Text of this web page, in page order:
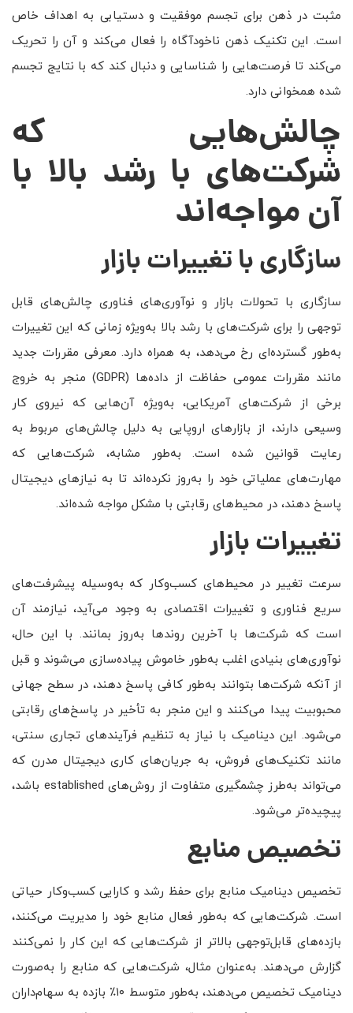
مثبت در ذهن برای تجسم موفقیت و دستیابی به اهداف خاص
است. این تکنیک ذهن ناخودآگاه را فعال می‌کند و آن را تحریک
می‌کند تا فرصت‌هایی را شناسایی و دنبال کند که با نتایج تجسم
شده همخوانی دارد.
چالش‌هایی که
شرکت‌های با رشد بالا با
آن مواجه‌اند
سازگاری با تغییرات بازار
سازگاری با تحولات بازار و نوآوری‌های فناوری چالش‌های قابل
توجهی را برای شرکت‌های با رشد بالا به‌ویژه زمانی که این تغییرات
به‌طور گسترده‌ای رخ می‌دهد، به همراه دارد. معرفی مقررات جدید
مانند مقررات عمومی حفاظت از داده‌ها (GDPR) منجر به خروج
برخی از شرکت‌های آمریکایی، به‌ویژه آن‌هایی که نیروی کار
وسیعی دارند، از بازارهای اروپایی به دلیل چالش‌های مربوط به
رعایت قوانین شده است. به‌طور مشابه، شرکت‌هایی که
مهارت‌های عملیاتی خود را به‌روز نکرده‌اند تا به نیازهای دیجیتال
پاسخ دهند، در محیط‌های رقابتی با مشکل مواجه شده‌اند.
تغییرات بازار
سرعت تغییر در محیط‌های کسب‌وکار که به‌وسیله پیشرفت‌های
سریع فناوری و تغییرات اقتصادی به وجود می‌آید، نیازمند آن
است که شرکت‌ها با آخرین روندها به‌روز بمانند. با این حال،
نوآوری‌های بنیادی اغلب به‌طور خاموش پیاده‌سازی می‌شوند و قبل
از آنکه شرکت‌ها بتوانند به‌طور کافی پاسخ دهند، در سطح جهانی
محبوبیت پیدا می‌کنند و این منجر به تأخیر در پاسخ‌های رقابتی
می‌شود. این دینامیک با نیاز به تنظیم فرآیندهای تجاری سنتی،
مانند تکنیک‌های فروش، به جریان‌های کاری دیجیتال مدرن که
می‌تواند به‌طرز چشمگیری متفاوت از روش‌های established باشد،
پیچیده‌تر می‌شود.
تخصیص منابع
تخصیص دینامیک منابع برای حفظ رشد و کارایی کسب‌وکار حیاتی
است. شرکت‌هایی که به‌طور فعال منابع خود را مدیریت می‌کنند،
بازده‌های قابل‌توجهی بالاتر از شرکت‌هایی که این کار را نمی‌کنند
گزارش می‌دهند. به‌عنوان مثال، شرکت‌هایی که منابع را به‌صورت
دینامیک تخصیص می‌دهند، به‌طور متوسط ۱۰٪ بازده به سهام‌داران